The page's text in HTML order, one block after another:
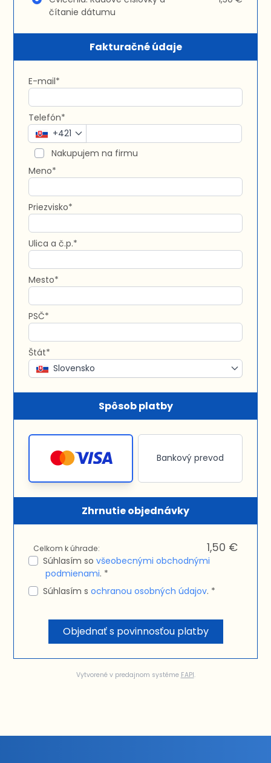
čítanie dátumu
Fakturačné údaje
E-mail*
Telefón*
+421
Nakupujem na firmu
Meno*
Priezvisko*
Ulica a č.p.*
Mesto*
PSČ*
Štát*
Slovensko
Spôsob platby
Bankový prevod
Zhrnutie objednávky
Celkom k úhrade: 1,50 €
Súhlasím sovšeobecnými obchodnými
podmienami. *
Súhlasím sochranou osobných údajov. *
Objednať s povinnosťou platby
Vytvorené v predajnom systéme FAPI.